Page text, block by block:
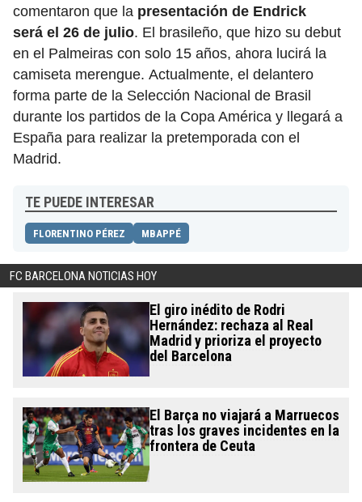
comentaron que la presentación de Endrick
será el 26 de julio. El brasileño, que hizo su debut
en el Palmeiras con solo 15 años, ahora lucirá la
camiseta merengue. Actualmente, el delantero
forma parte de la Selección Nacional de Brasil
durante los partidos de la Copa América y llegará a
España para realizar la pretemporada con el
Madrid.
TE PUEDE INTERESAR
FLORENTINO PÉREZ MBAPPÉ
FC BARCELONA NOTICIAS HOY
El giro inédito de Rodri
Hernández: rechaza al Real
Madrid y prioriza el proyecto
del Barcelona
El Barça no viajará a Marruecos
tras los graves incidentes en la
frontera de Ceuta